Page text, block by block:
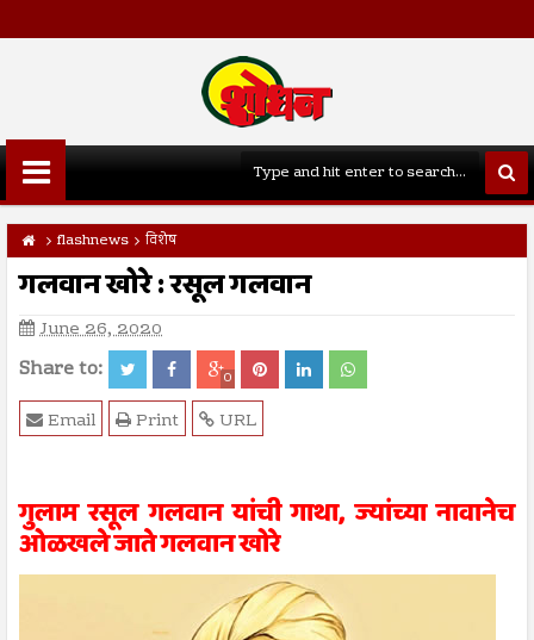
flashnews विशेष
गलवान खोरे : रसूल गलवान
June 26, 2020
Share to: 0
URL
Print
Email
गुलाम रसूल गलवान यांची गाथा, ज्यांच्या नावानेच
ओळखले जाते गलवान खोरे